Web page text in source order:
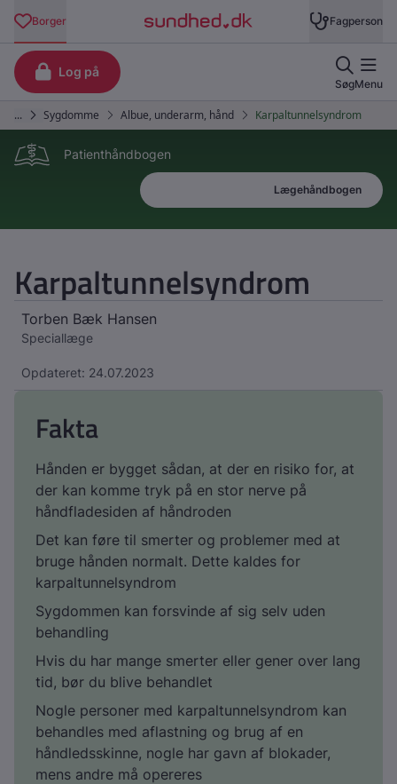
Patienthåndbogen
Lægehåndbogen
Karpaltunnelsyndrom
Torben Bæk Hansen
Speciallæge
Opdateret: 24.07.2023
Fakta
Hånden er bygget sådan, at der en risiko for, at
der kan komme tryk på en stor nerve på
håndfladesiden af håndroden
Det kan føre til smerter og problemer med at
bruge hånden normalt. Dette kaldes for
karpaltunnelsyndrom
Sygdommen kan forsvinde af sig selv uden
behandling
Hvis du har mange smerter eller gener over lang
tid, bør du blive behandlet
Nogle personer med karpaltunnelsyndrom kan
behandles med aflastning og brug af en
håndledsskinne, nogle har gavn af blokader,
mens andre må opereres